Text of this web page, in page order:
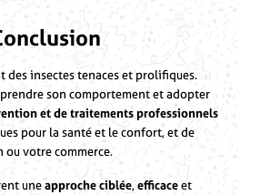
des insectes tenaces et prolifiques.
son comportement et adopter
et de traitements professionnels
pour la santé et le confort, et de
votre commerce.
uneapproche ciblée,efficaceet